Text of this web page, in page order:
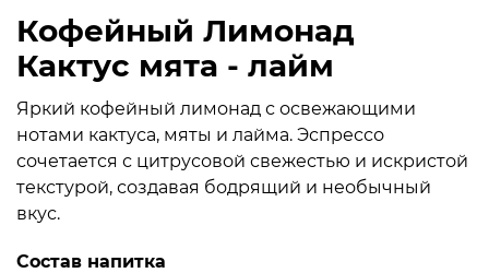
Кофейный Лимонад
Кактус мята - лайм
Яркий кофейный лимонад с освежающими
нотами кактуса, мяты и лайма. Эспрессо
сочетается с цитрусовой свежестью и искристой
текстурой, создавая бодрящий и необычный
вкус.
Состав напитка